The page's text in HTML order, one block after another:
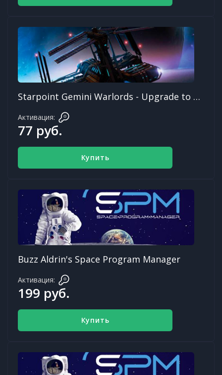
Starpoint Gemini Warlords - Upgrade to Digital Deluxe
Активация:
77 руб.
Купить
Buzz Aldrin's Space Program Manager
Активация:
199 руб.
Купить